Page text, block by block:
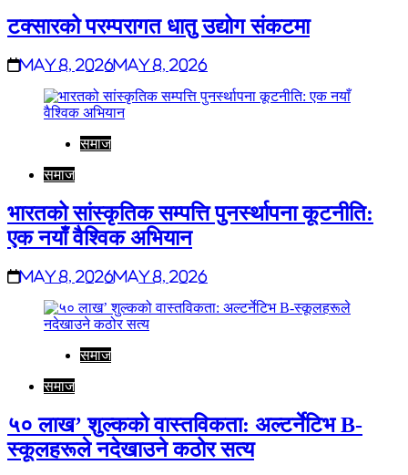
टक्सारको परम्परागत धातु उद्योग संकटमा
May 8, 2026May 8, 2026
समाज
समाज
भारतको सांस्कृतिक सम्पत्ति पुनर्स्थापना कूटनीति:
एक नयाँ वैश्विक अभियान
May 8, 2026May 8, 2026
समाज
समाज
५० लाख’ शुल्कको वास्तविकता: अल्टर्नेटिभ B-
स्कूलहरूले नदेखाउने कठोर सत्य